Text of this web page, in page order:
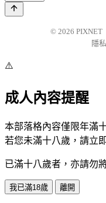
© 2026 PIXNET
隱
⚠️
成人內容提醒
本部落格內容僅限年滿
若您未滿十八歲，請立
已滿十八歲者，亦請勿
我已滿18歲 離開